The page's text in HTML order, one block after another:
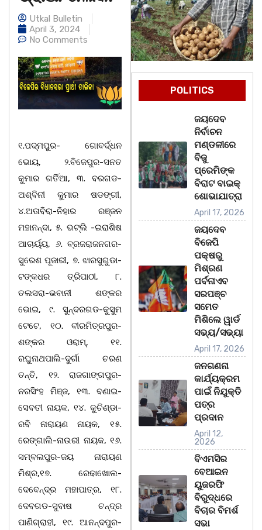
Utkal Bulletin
April 3, 2024
No Comments
୧.ପଦ୍ମପୁର- ଗୋବର୍ଦ୍ଧନ
ଭୋୟ, ୨.ବିଜେପୁର-ସନତ
କୁମାର ଗର୍ତିଆ, ୩. ବରଗଡ-
ଅଶ୍ବିନୀ କୁମାର ଷଡଙ୍ଗୀ,
୪.ଅତାବିରା-ନିହାର ରଞ୍ଜନ
ମହାନନ୍ଦା, ୫. ଭଟ୍ଲି -ଇରାଶିଷ
ଆଚାର୍ୟ୍ୟ, ୬. ବ୍ରଜରାଜନଗର-
ସୁରେଶ ପୂଜାରୀ, ୭. ଝାରସୁଗୁଡା-
ଟଙ୍କଧର ତ୍ରିପାଠୀ, ୮.
ତଲସରା-ଭବାନୀ ଶଙ୍କର
ଭୋଇ, ୯. ସୁନ୍ଦରଗଡ-କୁସୁମ
ଟେଟେ, ୧୦. ବୀରମିତ୍ରପୁର-
ଶଙ୍କର ଓରାମ୍, ୧୧.
ରଘୁନାଥପାଲି-ଦୁର୍ଗା ଚରଣ
ତନ୍ତି, ୧୨. ରାଜଗାଙ୍ଗପୁର-
ନରସିଂହ ମିଞ୍ଜ, ୧୩. ବଣାଇ-
ସେବତୀ ନାୟକ, ୧୪. କୁଚିଣ୍ଡା-
ରବି ନାରାୟଣ ନାୟକ, ୧୫.
ରେଙ୍ଗାଲି-ନାଉରୀ ନାୟକ, ୧୬.
ସମ୍ବଲପୁର-ଜୟ ନାରାୟଣ
ମିଶ୍ର,୧୭. ରେଢାଖୋଲ-
ଦେବେନ୍ଦ୍ର ମହାପାତ୍ର, ୧୮.
ଦେବଗଡ-ସୁବାଷ ଚନ୍ଦ୍ର
ପାଣିଗ୍ରାହୀ, ୧୯. ଆନନ୍ଦପୁର-
POLITICS
ଜୟଦେବ
ନିର୍ବାଚନ
ମଣ୍ଡଳୀରେ
ବିଜୁ
ପ୍ରେମିଙ୍କ
ବିରାଟ ବାଇକ୍
ଶୋଭାଯାତ୍ରା
April 17, 2026
ଜୟଦେବ
ବିଜେପି
ପକ୍ଷରୁ
ମିଶ୍ରଣ
ପର୍ବନାଏବ
ସରପଞ୍ଚ
ସମେତ
ମିଶିଲେ ୱାର୍ଡ
ସଭ୍ୟ/ସଭ୍ୟା
April 17, 2026
ଜନଗଣନା
କାର୍ଯ୍ୟକ୍ରମ
ପାଇଁ ନିଯୁକ୍ତି
ପତ୍ର
ପ୍ରଦାନ
April 12,
2026
ବିଏମସିର
ବେଆଇନ
ୟୁଜରଫି
ବିରୁଦ୍ଧରେ
ବିଚାର ବିମର୍ଶ
ସଭା